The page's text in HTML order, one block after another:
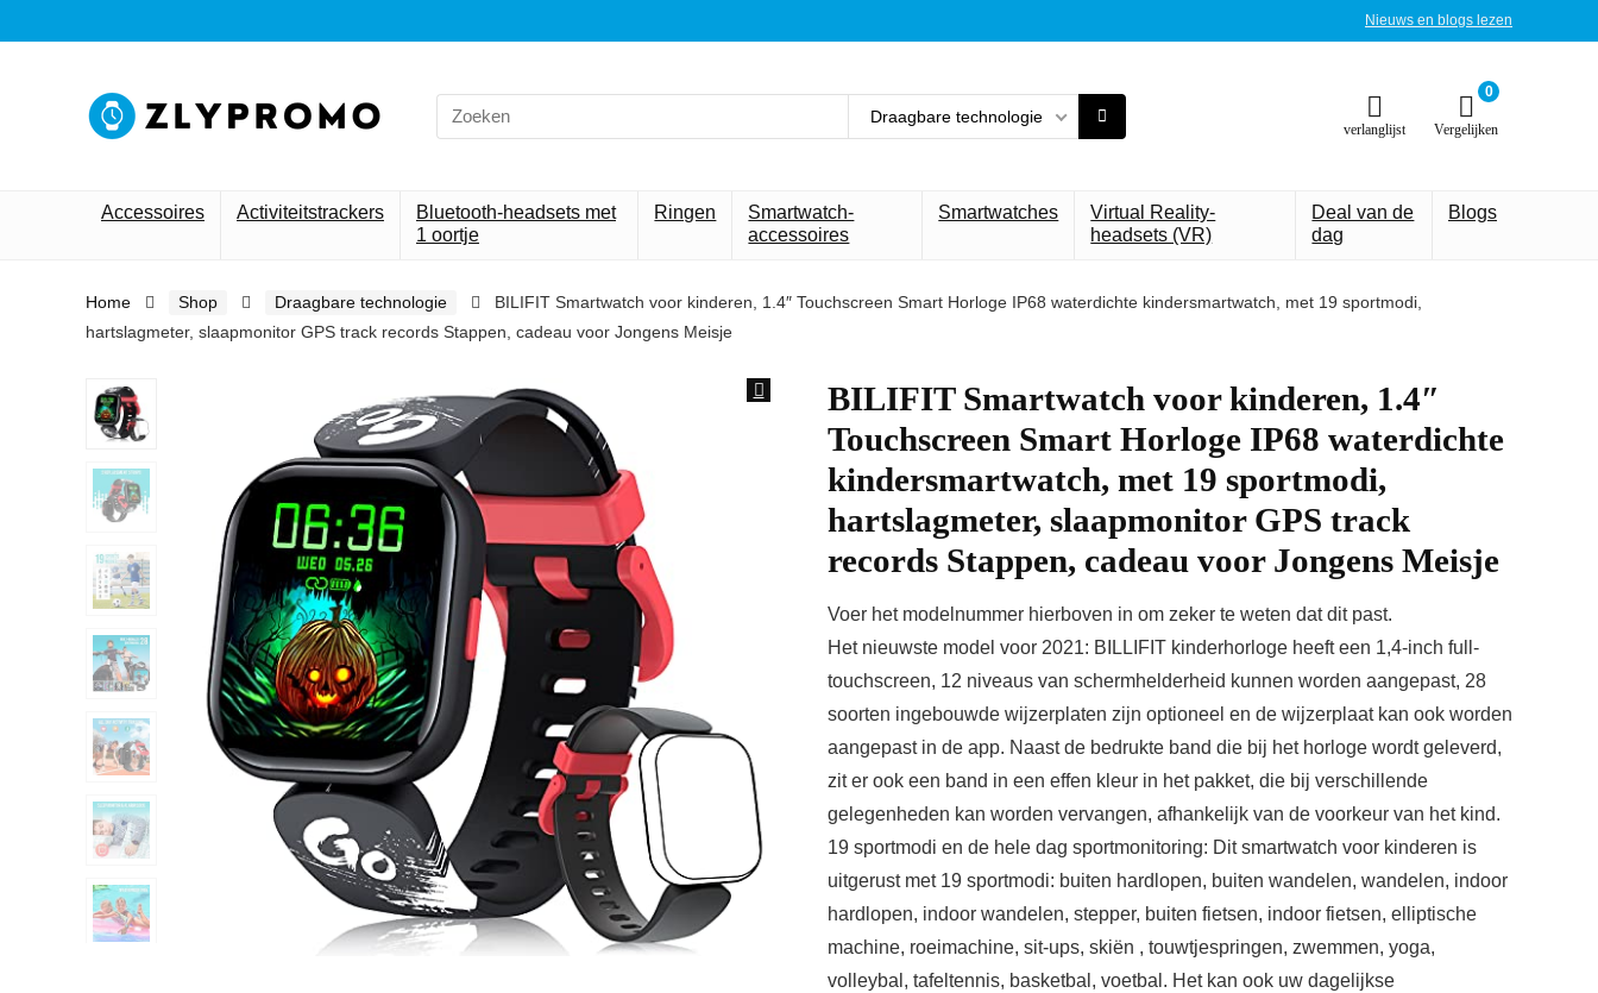
Nieuws en blogs lezen
Search
for:
Draagbare technologie
verlanglijst
0
Vergelijken
Accessoires Activiteitstrackers
Bluetooth-headsets met
1 oortje
Ringen
Smartwatch-
accessoires
Smartwatches
Virtual Reality-
headsets (VR)
Deal van de
dag
Blogs
Home Shop Draagbare technologie
BILIFIT Smartwatch voor kinderen, 1.4″ Touchscreen Smart Horloge IP68 waterdichte kindersmartwatch, met 19 sportmodi,
hartslagmeter, slaapmonitor GPS track records Stappen, cadeau voor Jongens Meisje
BILIFIT Smartwatch voor kinderen, 1.4″
Touchscreen Smart Horloge IP68 waterdichte
kindersmartwatch, met 19 sportmodi,
hartslagmeter, slaapmonitor GPS track
records Stappen, cadeau voor Jongens Meisje
Voer het modelnummer hierboven in om zeker te weten dat dit past.
Het nieuwste model voor 2021: BILLIFIT kinderhorloge heeft een 1,4-inch full-
touchscreen, 12 niveaus van schermhelderheid kunnen worden aangepast, 28
soorten ingebouwde wijzerplaten zijn optioneel en de wijzerplaat kan ook worden
aangepast in de app. Naast de bedrukte band die bij het horloge wordt geleverd,
zit er ook een band in een effen kleur in het pakket, die bij verschillende
gelegenheden kan worden vervangen, afhankelijk van de voorkeur van het kind.
19 sportmodi en de hele dag sportmonitoring: Dit smartwatch voor kinderen is
uitgerust met 19 sportmodi: buiten hardlopen, buiten wandelen, wandelen, indoor
hardlopen, indoor wandelen, stepper, buiten fietsen, indoor fietsen, elliptische
machine, roeimachine, sit-ups, skiën , touwtjespringen, zwemmen, yoga,
volleybal, tafeltennis, basketbal, voetbal. Het kan ook uw dagelijkse